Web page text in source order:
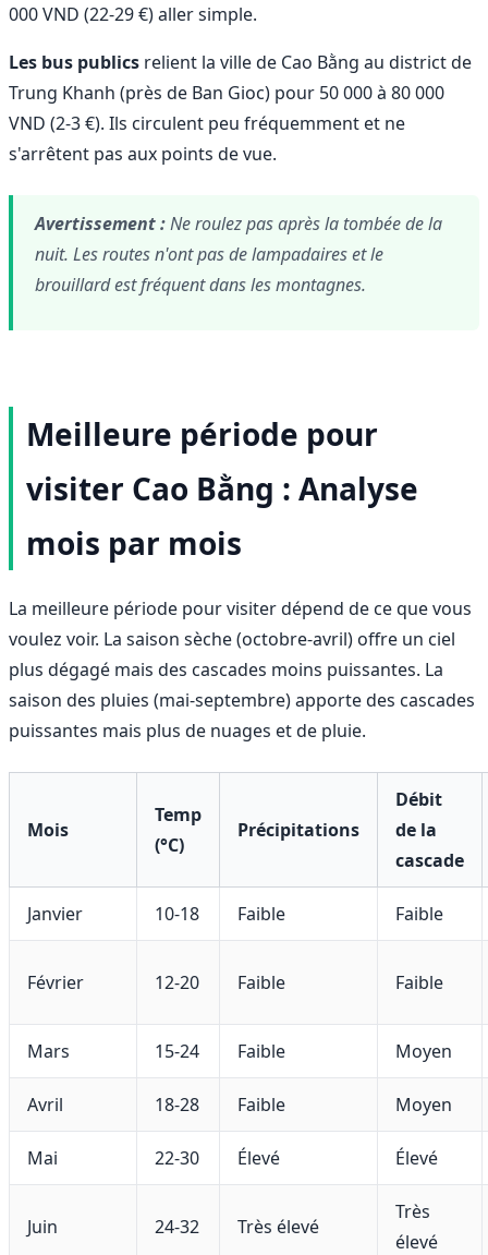
000 VND (22-29 €) aller simple.
Les bus publics relient la ville de Cao Bằng au district de
Trung Khanh (près de Ban Gioc) pour 50 000 à 80 000
VND (2-3 €). Ils circulent peu fréquemment et ne
s'arrêtent pas aux points de vue.
Avertissement :Ne roulez pas après la tombée de la
nuit. Les routes n'ont pas de lampadaires et le
brouillard est fréquent dans les montagnes.
Meilleure période pour
visiter Cao Bằng : Analyse
mois par mois
La meilleure période pour visiter dépend de ce que vous
voulez voir. La saison sèche (octobre-avril) offre un ciel
plus dégagé mais des cascades moins puissantes. La
saison des pluies (mai-septembre) apporte des cascades
puissantes mais plus de nuages et de pluie.
Mois
Temp
(°C)
Précipitations
Débit
de la
cascade
Janvier 10-18 Faible Faible
Février 12-20 Faible Faible
Mars 15-24 Faible Moyen
Avril 18-28 Faible Moyen
Mai 22-30 Élevé Élevé
Juin 24-32 Très élevé
Très
élevé